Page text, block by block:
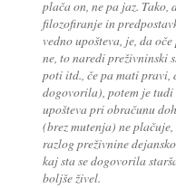
plača on, ne pa jaz.
filozofiranje in
vedno upošteva, je, da
ne, to naredi preživninski
poti itd., če pa mati pravi,
dogovorila), potem je tudi
upošteva pri obračunu
(brez mutenja) ne
razlog preživnine
kaj sta se dogovorila
boljše živel.